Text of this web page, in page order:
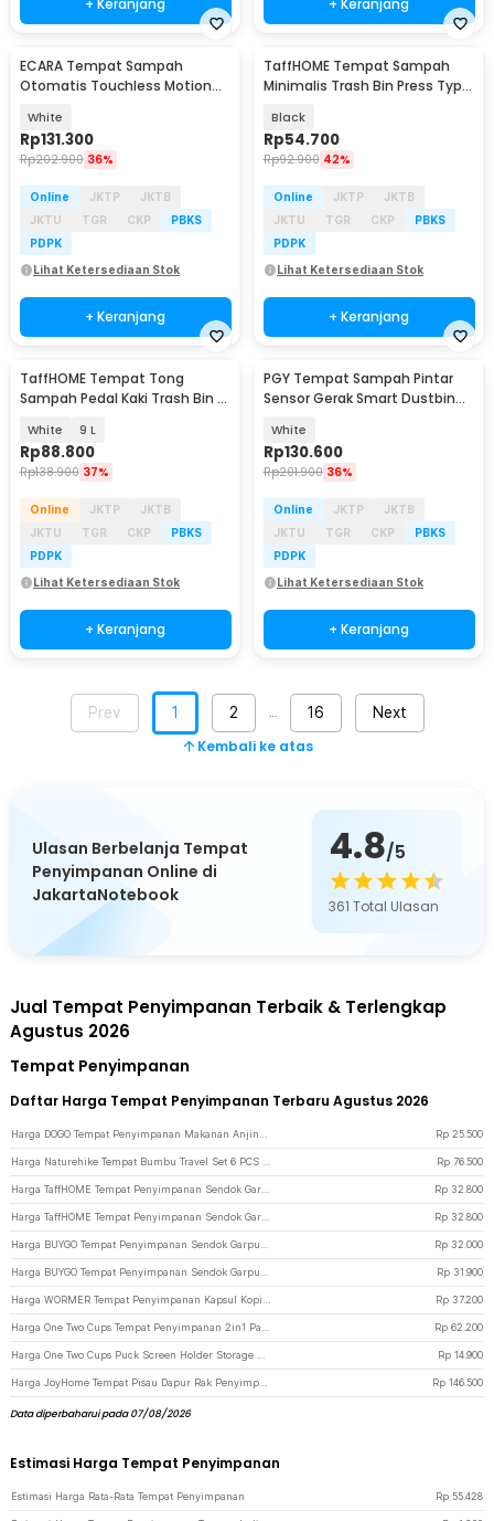
ECARA Tempat Sampah
Otomatis Touchless Motion
White
Rp131.300
Rp202.900 36%
Online JKTP
JKTB
JKTU
TGR CKP
PBKS
PDPK
Lihat Ketersediaan Stok
+ Keranjang
TaffHOME Tempat Sampah
Minimalis Trash Bin Press Type
Black
Rp54.700
Rp92.900 42%
Online JKTP
JKTB
JKTU
TGR CKP
PBKS
PDPK
Lihat Ketersediaan Stok
+ Keranjang
TaffHOME Tempat Tong
Sampah Pedal Kaki Trash Bin -
White 9 L
Rp88.800
Rp138.900 37%
Online JKTP
JKTB
JKTU
TGR CKP
PBKS
PDPK
Lihat Ketersediaan Stok
+ Keranjang
PGY Tempat Sampah Pintar
Sensor Gerak Smart Dustbin
White
Rp130.600
Rp201.900 36%
Online JKTP
JKTB
JKTU
TGR CKP
PBKS
PDPK
Lihat Ketersediaan Stok
+ Keranjang
Prev 1 2 16 Next
Kembali ke atas
Ulasan Berbelanja Tempat
Penyimpanan Online di
JakartaNotebook
4.8/5
361 Total Ulasan
Jual Tempat Penyimpanan Terbaik & Terlengkap
Agustus 2026
Tempat Penyimpanan
Daftar Harga Tempat Penyimpanan Terbaru Agustus 2026
Rp 25.500
Rp 76.500
Rp 32.800
Rp 32.800
Rp 32.000
Rp 31.900
Rp 37.200
Rp 62.200
Rp 14.900
Rp 146.500
Data diperbaharui pada 07/08/2026
Estimasi Harga Tempat Penyimpanan
Estimasi Harga Rata-Rata Tempat Penyimpanan Rp 55.428